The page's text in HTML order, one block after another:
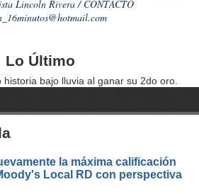
Lincoln Rivera / CONTACTO
Lo Último
historia bajo lluvia al ganar su 2do oro.
la máxima calificación
Local RD con perspectiva